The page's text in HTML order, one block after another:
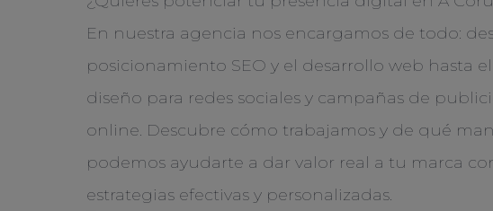
En nuestra agencia nos encargamos de todo:
posicionamiento SEO y el desarrollo web hasta el
diseño para redes sociales y campañas de
online. Descubre cómo trabajamos y de qué
podemos ayudarte a dar valor real a tu marca
estrategias efectivas y personalizadas.